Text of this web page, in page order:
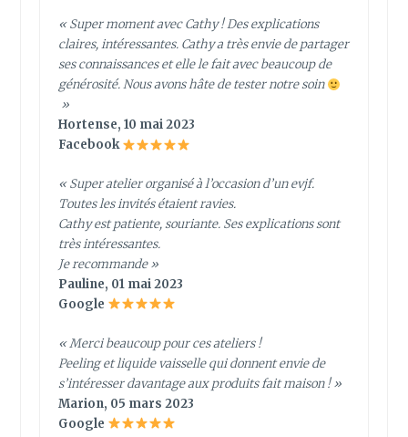
« Super moment avec Cathy ! Des explications
claires, intéressantes. Cathy a très envie de partager
ses connaissances et elle le fait avec beaucoup de
générosité. Nous avons hâte de tester notre soin
»
Hortense, 10 mai 2023
Facebook
« Super atelier organisé à l’occasion d’un evjf.
Toutes les invités étaient ravies.
Cathy est patiente, souriante. Ses explications sont
très intéressantes.
Je recommande »
Pauline, 01 mai 2023
Google
« Merci beaucoup pour ces ateliers !
Peeling et liquide vaisselle qui donnent envie de
s’intéresser davantage aux produits fait maison ! »
Marion, 05 mars 2023
Google